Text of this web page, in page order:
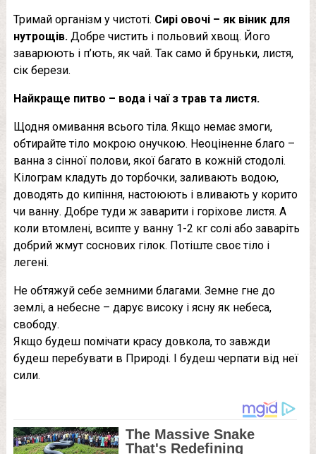
Тримай організм у чистоті. Сирі овочі – як віник для
нутрощів.Добре чистить і польовий хвощ. Його
заварюють і п’ють, як чай. Так само й бруньки, листя,
сік берези.
Найкраще питво – вода і чаї з трав та листя.
Щодня омивання всього тіла. Якщо немає змоги,
обтирайте тіло мокрою онучкою. Неоціненне благо –
ванна з сінної полови, якої багато в кожній стодолі.
Кілограм кладуть до торбочки, заливають водою,
доводять до кипіння, настоюють і вливають у корито
чи ванну. Добре туди ж заварити і горіхове листя. А
коли втомлені, всипте у ванну 1-2 кг солі або заваріть
добрий жмут соснових гілок. Потіште своє тіло і
легені.
Не обтяжуй себе земними благами. Земне гне до
землі, а небесне – дарує високу і ясну як небеса,
свободу.
Якщо будеш помічати красу довкола, то завжди
будеш перебувати в Природі. І будеш черпати від неї
сили.